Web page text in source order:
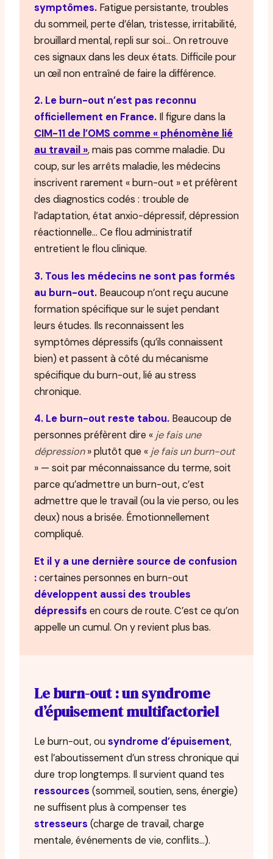
symptômes. Fatigue persistante, troubles
du sommeil, perte d’élan, tristesse, irritabilité,
brouillard mental, repli sur soi… On retrouve
ces signaux dans les deux états. Difficile pour
un œil non entraîné de faire la différence.
2. Le burn-out n’est pas reconnu
officiellement en France. Il figure dans la
CIM-11 de l’OMS comme « phénomène lié
au travail », mais pas comme maladie. Du
coup, sur les arrêts maladie, les médecins
inscrivent rarement « burn-out » et préfèrent
des diagnostics codés : trouble de
l’adaptation, état anxio-dépressif, dépression
réactionnelle… Ce flou administratif
entretient le flou clinique.
3. Tous les médecins ne sont pas formés
au burn-out. Beaucoup n’ont reçu aucune
formation spécifique sur le sujet pendant
leurs études. Ils reconnaissent les
symptômes dépressifs (qu’ils connaissent
bien) et passent à côté du mécanisme
spécifique du burn-out, lié au stress
chronique.
4. Le burn-out reste tabou. Beaucoup de
personnes préfèrent dire « je fais une
dépression» plutôt que « je fais un burn-out
» — soit par méconnaissance du terme, soit
parce qu’admettre un burn-out, c’est
admettre que le travail (ou la vie perso, ou les
deux) nous a brisée. Émotionnellement
compliqué.
Et il y a une dernière source de confusion
:certaines personnes en burn-out
développent aussi des troubles
dépressifs en cours de route. C’est ce qu’on
appelle un cumul. On y revient plus bas.
Le burn-out : un syndrome
d’épuisement multifactoriel
Le burn-out, ousyndrome d’épuisement,
est l’aboutissement d’un stress chronique qui
dure trop longtemps. Il survient quand tes
ressources (sommeil, soutien, sens, énergie)
ne suffisent plus à compenser tes
stresseurs (charge de travail, charge
mentale, événements de vie, conflits…).